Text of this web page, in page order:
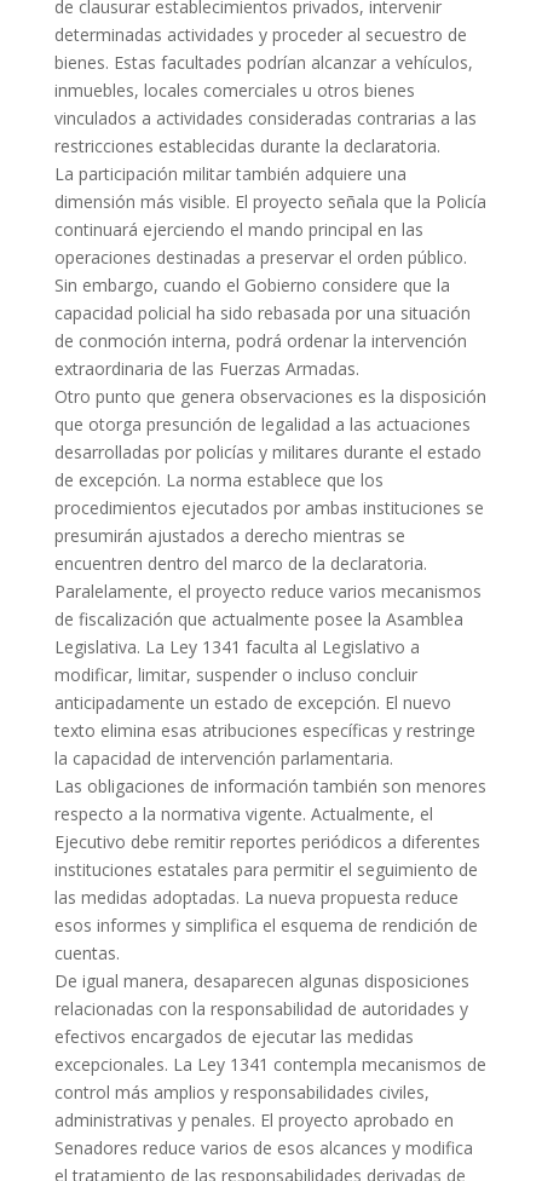
de clausurar establecimientos privados, intervenir
determinadas actividades y proceder al secuestro de
bienes. Estas facultades podrían alcanzar a vehículos,
inmuebles, locales comerciales u otros bienes
vinculados a actividades consideradas contrarias a las
restricciones establecidas durante la declaratoria.
La participación militar también adquiere una
dimensión más visible. El proyecto señala que la Policía
continuará ejerciendo el mando principal en las
operaciones destinadas a preservar el orden público.
Sin embargo, cuando el Gobierno considere que la
capacidad policial ha sido rebasada por una situación
de conmoción interna, podrá ordenar la intervención
extraordinaria de las Fuerzas Armadas.
Otro punto que genera observaciones es la disposición
que otorga presunción de legalidad a las actuaciones
desarrolladas por policías y militares durante el estado
de excepción. La norma establece que los
procedimientos ejecutados por ambas instituciones se
presumirán ajustados a derecho mientras se
encuentren dentro del marco de la declaratoria.
Paralelamente, el proyecto reduce varios mecanismos
de fiscalización que actualmente posee la Asamblea
Legislativa. La Ley 1341 faculta al Legislativo a
modificar, limitar, suspender o incluso concluir
anticipadamente un estado de excepción. El nuevo
texto elimina esas atribuciones específicas y restringe
la capacidad de intervención parlamentaria.
Las obligaciones de información también son menores
respecto a la normativa vigente. Actualmente, el
Ejecutivo debe remitir reportes periódicos a diferentes
instituciones estatales para permitir el seguimiento de
las medidas adoptadas. La nueva propuesta reduce
esos informes y simplifica el esquema de rendición de
cuentas.
De igual manera, desaparecen algunas disposiciones
relacionadas con la responsabilidad de autoridades y
efectivos encargados de ejecutar las medidas
excepcionales. La Ley 1341 contempla mecanismos de
control más amplios y responsabilidades civiles,
administrativas y penales. El proyecto aprobado en
Senadores reduce varios de esos alcances y modifica
el tratamiento de las responsabilidades derivadas de